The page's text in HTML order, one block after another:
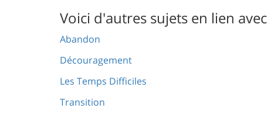
Voici d'autres sujets en lien avec
Abandon
Découragement
Les Temps Difficiles
Transition